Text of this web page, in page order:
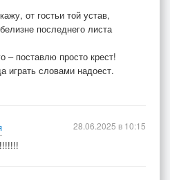
от гостьи той устав,
последнего листа
– поставлю просто крест!
играть словами надоест.
28.06.2025 в 10:15